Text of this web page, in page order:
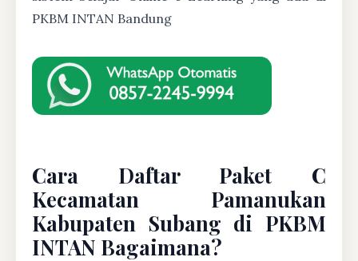
PKBM INTAN Bandung
Cara Daftar Paket C
Kecamatan Pamanukan
Kabupaten Subang di PKBM
INTAN Bagaimana?